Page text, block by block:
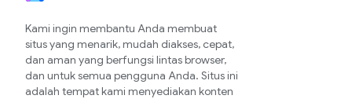
Kami ingin membantu Anda membuat
situs yang menarik, mudah diakses, cepat,
dan aman yang berfungsi lintas browser,
dan untuk semua pengguna Anda. Situs ini
adalah tempat kami menyediakan konten